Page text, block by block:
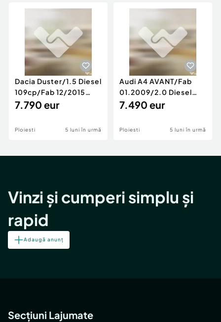
Animale de companie
Afaceri și echipamente profesionale
Inchiriere Bunuri si Vehicule
Utilaje agricole si industriale
Piese auto si accesorii
Dacia Duster
Dacia Duster/1.5 Diesel
109cp/Fab 12/2015
/Euro 5/GARANTIE 12
7.790 eur
Ploiesti 5 luni în urmă
Audi A4 AVANT/Fab
01.2009/2.0 Diesel
140cp/Posibilitate
7.490 eur
Ploiesti 5 luni în urmă
Vinzi și cumperi simplu și
rapid
Adaugă anunț
Secțiuni Lajumate